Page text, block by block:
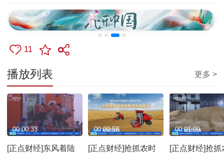
11
播放列表 更多 >
[正点财经]东风着陆
00:00:33
[正点财经]抢抓农时
00:00:58
[正点财经]抢抓
00:01:09